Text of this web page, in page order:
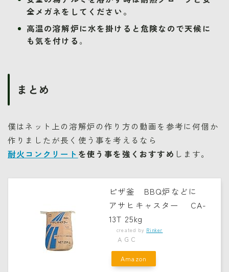
全メガネをしてください。
高温の溶解炉に水を掛けると危険なので天候に
も気を付ける 。
まとめ
僕はネット上の溶解炉の作り方の動画を参考に何個か
作りましたが長く使う事を考えるなら
耐火コンクリート を使う事を強くおすすめ します。
ピザ釜 BBQ炉などに
アサヒキャスター CA-
13T 25kg
created by Rinker
ＡＧＣ
Amazon